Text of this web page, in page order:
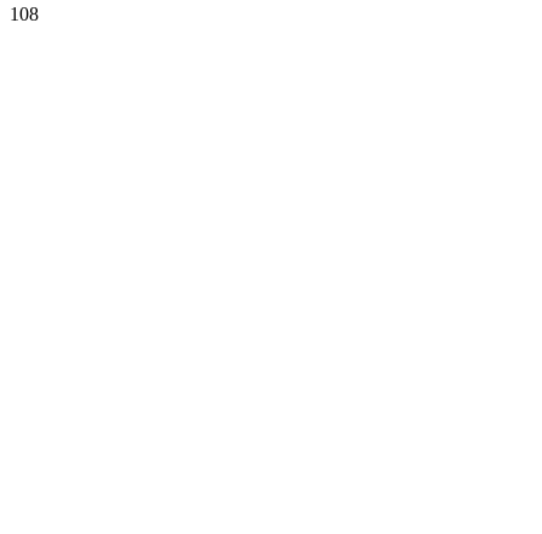
108